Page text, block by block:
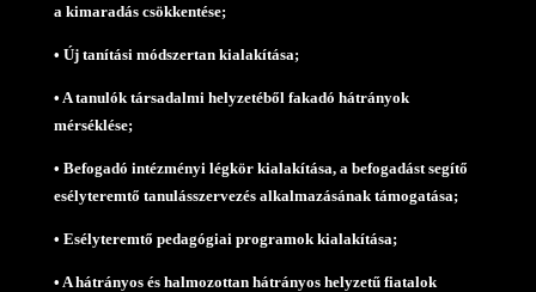
a kimaradás csökkentése;
• Új tanítási módszertan kialakítása;
• A tanulók társadalmi helyzetéből fakadó hátrányok
mérséklése;
• Befogadó intézményi légkör kialakítása, a befogadást segítő
esélyteremtő tanulásszervezés alkalmazásának támogatása;
• Esélyteremtő pedagógiai programok kialakítása;
• A hátrányos és halmozottan hátrányos helyzetű fiatalok